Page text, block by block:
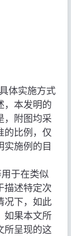
体实施方式
，本发明的
，附图均采
的比例，仅
实施例的目
用于在类似
描述特定次
况下，如此
如果本文所
所呈现的这